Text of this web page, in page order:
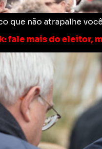
que não atrapalhe
fale mais do eleitor,